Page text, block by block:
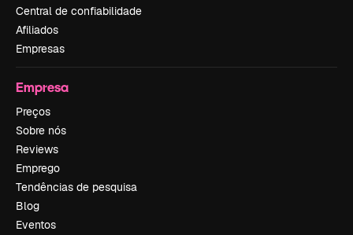
Central de confiabilidade
Afiliados
Empresas
Empresa
Preços
Sobre nós
Reviews
Emprego
Tendências de pesquisa
Blog
Eventos